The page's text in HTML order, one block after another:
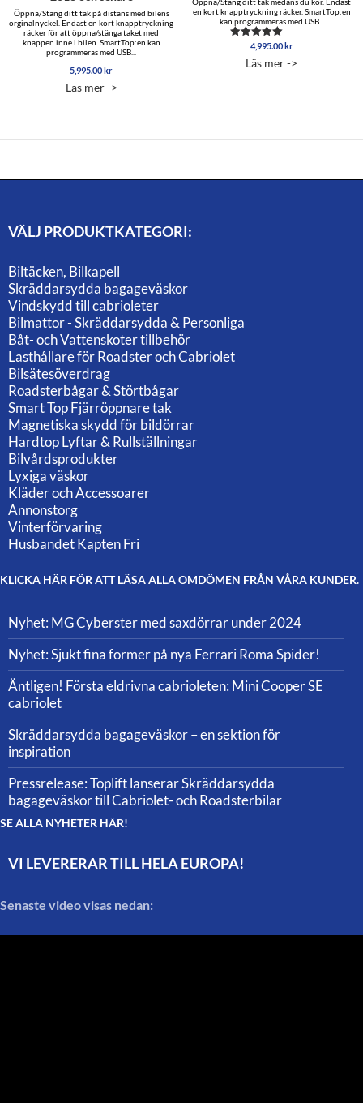
Öppna/Stäng ditt tak på distans med bilens
orginalnyckel. Endast en kort knapptryckning
räcker för att öppna/stänga taket med
knappen inne i bilen. SmartTop:en kan
programmeras med USB...
5,995.00 kr
Läs mer ->
en kort knapptryckning räcker. SmartTop:en
kan programmeras med USB...
Betygsatt
av 5
4,995.00 kr
Läs mer ->
VÄLJ PRODUKTKATEGORI:
Biltäcken, Bilkapell
Skräddarsydda bagageväskor
Vindskydd till cabrioleter
Bilmattor - Skräddarsydda & Personliga
Båt- och Vattenskoter tillbehör
Lasthållare för Roadster och Cabriolet
Bilsätesöverdrag
Roadsterbågar & Störtbågar
Smart Top Fjärröppnare tak
Magnetiska skydd för bildörrar
Hardtop Lyftar & Rullställningar
Bilvårdsprodukter
Lyxiga väskor
Kläder och Accessoarer
Annonstorg
Vinterförvaring
Husbandet Kapten Fri
KLICKA HÄR FÖR ATT LÄSA ALLA OMDÖMEN FRÅN VÅRA KUNDER.
Nyhet: MG Cyberster med saxdörrar under 2024
Nyhet: Sjukt fina former på nya Ferrari Roma Spider!
Äntligen! Första eldrivna cabrioleten: Mini Cooper SE
cabriolet
Skräddarsydda bagageväskor – en sektion för
inspiration
Pressrelease: Toplift lanserar Skräddarsydda
bagageväskor till Cabriolet- och Roadsterbilar
SE ALLA NYHETER HÄR!
VI LEVERERAR TILL HELA EUROPA!
Senaste video visas nedan: